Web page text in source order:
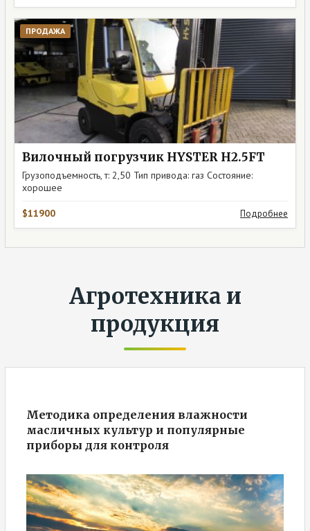
ПРОДАЖА
Вилочный погрузчик HYSTER H2.5FT
Грузоподъемность, т: 2,50 Тип привода: газ Состояние:
хорошее
$11900 Подробнее
Агротехника и
продукция
Методика определения влажности
масличных культур и популярные
приборы для контроля